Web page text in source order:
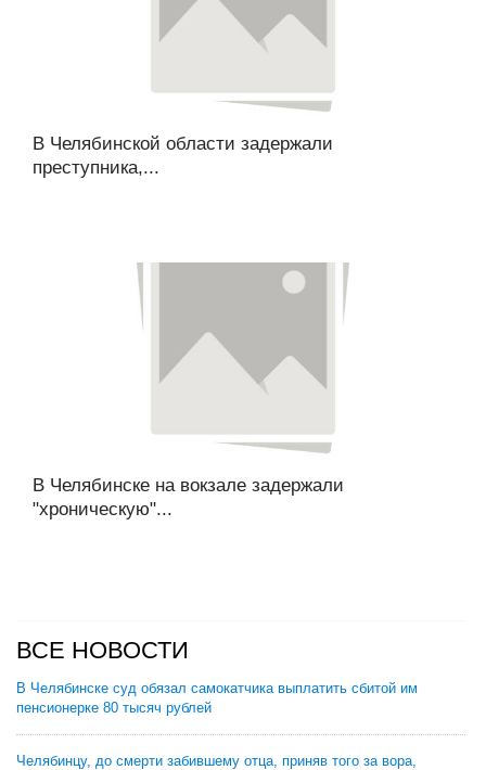
В Челябинской области задержали
преступника,...
В Челябинске на вокзале задержали
"хроническую"...
ВСЕ НОВОСТИ
В Челябинске суд обязал самокатчика выплатить сбитой им
пенсионерке 80 тысяч рублей
Челябинцу, до смерти забившему отца, приняв того за вора,